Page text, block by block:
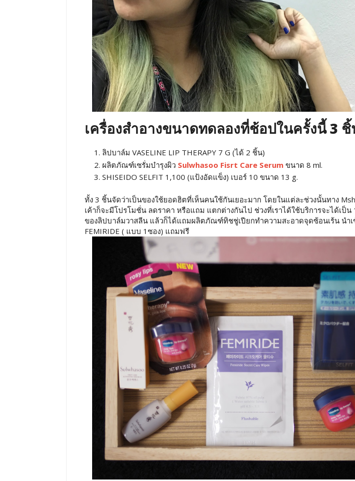
เครื่องสำอางขนาดทดลองที่ช้อปในครั้งนี้ 3
ลิปบาล์ม VASELINE LIP THERAPY 7 G (ได้ 2 ชิ้น)
ผลิตภัณฑ์เซรั่มบำรุงผิว Sulwhasoo Fisrt Care Serum ขนาด 8 ml.
SHISEIDO SELFIT 1,100 (แป้งอัดแข็ง) เบอร์ 10 ขนาด 13 g.
ทั้ง 3 ชิ้นจัดว่าเป็นของใช้ยอดฮิตที่เห็นคนใช้กันเยอะมาก โดยในแต่ละช่วงนั้นทาง
เค้าก็จะมีโปรโมชั่น ลดราคา หรือแถม แตกต่างกันไป ช่วงที่เราได้ใช้บริการจะได้เป็
ของลิปบาล์มวาสลีน แล้วก็ได้แถมผลิตภัณฑ์ทิชชู่เปียกทำความสะอาดจุดซ้อนเร้น นำเ
FEMIRIDE ( แบบ 1ซอง) แถมฟรี